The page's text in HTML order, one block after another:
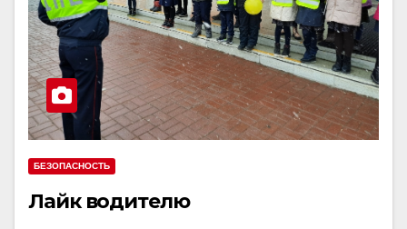
БЕЗОПАСНОСТЬ
Лайк водителю